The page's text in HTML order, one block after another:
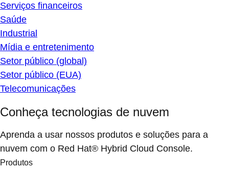
Serviços financeiros
Saúde
Industrial
Mídia e entretenimento
Setor público (global)
Setor público (EUA)
Telecomunicações
Conheça tecnologias de nuvem
Aprenda a usar nossos produtos e soluções para a
nuvem com o Red Hat® Hybrid Cloud Console.
Produtos